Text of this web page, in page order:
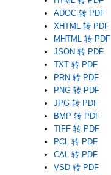
ADOC 转 PDF
XHTML 转 PDF
MHTML 转 PDF
JSON 转 PDF
TXT 转 PDF
PRN 转 PDF
PNG 转 PDF
JPG 转 PDF
BMP 转 PDF
TIFF 转 PDF
PCL 转 PDF
CAL 转 PDF
VSD 转 PDF